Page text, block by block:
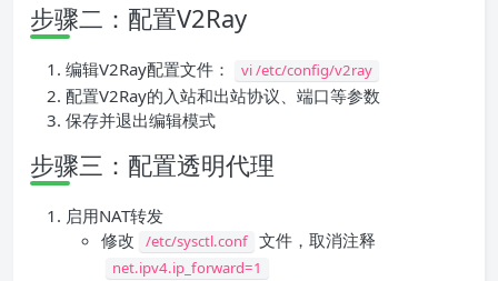
步骤二：配置V2Ray
编辑V2Ray配置文件： vi /etc/config/v2ray
配置V2Ray的入站和出站协议、端口等参数
保存并退出编辑模式
步骤三：配置透明代理
启用NAT转发
修改
/etc/sysctl.conf 文件，取消注释
net.ipv4.ip_forward=1